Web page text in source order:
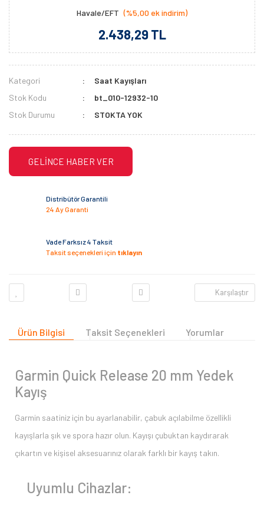
Havale/EFT (%5,00 ek indirim)
2.438,29 TL
Kategori
Saat Kayışları
Stok Kodu
bt_010-12932-10
Stok Durumu
STOKTA YOK
GELİNCE HABER VER
Distribütör Garantili
24 Ay Garanti
Vade Farksız 4 Taksit
Taksit seçenekleri için tıklayın
Karşılaştır
Ürün Bilgisi Taksit Seçenekleri Yorumlar
Garmin Quick Release 20 mm Yedek
Kayış
Garmin saatiniz için bu ayarlanabilir, çabuk açılabilme özellikli
kayışlarla şık ve spora hazır olun. Kayışı çubuktan kaydırarak
çıkartın ve kişisel aksesuarınız olarak farklı bir kayış takın.
Uyumlu Cihazlar: